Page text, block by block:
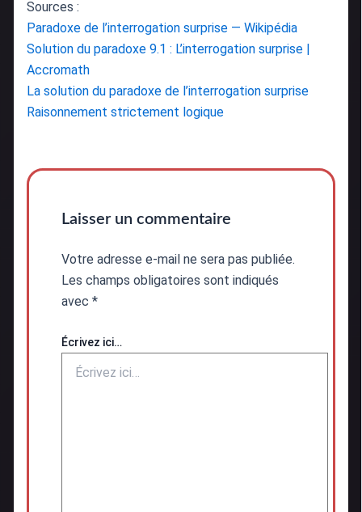
Sources :
Paradoxe de l’interrogation surprise — Wikipédia
Solution du paradoxe 9.1 : L’interrogation surprise |
Accromath
La solution du paradoxe de l’interrogation surprise
Raisonnement strictement logique
Laisser un commentaire
Votre adresse e-mail ne sera pas publiée.
Les champs obligatoires sont indiqués
avec *
Écrivez ici…